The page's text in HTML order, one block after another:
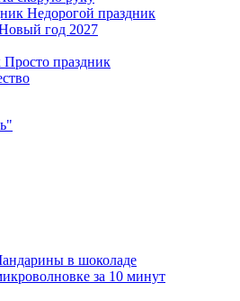
Недорогой праздник
год 2027
Просто праздник
в шоколаде
за 10 минут